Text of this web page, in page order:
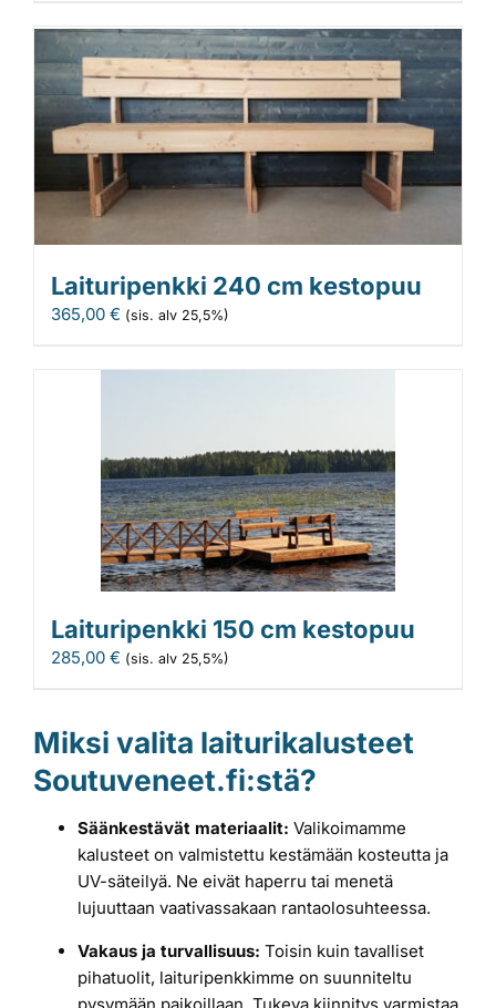
Laituripenkki 240 cm kestopuu
365,00 € (sis. alv 25,5%)
Laituripenkki 150 cm kestopuu
285,00 € (sis. alv 25,5%)
Miksi valita laiturikalusteet
Soutuveneet.fi:stä?
Säänkestävät materiaalit: Valikoimamme
kalusteet on valmistettu kestämään kosteutta ja
UV-säteilyä. Ne eivät haperru tai menetä
lujuuttaan vaativassakaan rantaolosuhteessa.
Vakaus ja turvallisuus: Toisin kuin tavalliset
pihatuolit, laituripenkkimme on suunniteltu